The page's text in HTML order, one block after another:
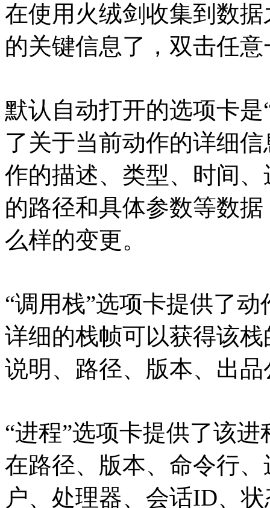
在使用火绒剑收集到数
的关键信息了，双击任
默认自动打开的选项卡
了关于当前动作的详细
作的描述、类型、时间
的路径和具体参数等数
么样的变更。
“调用栈”选项卡提供了
详细的栈帧可以获得该
说明、路径、版本、出
“进程”选项卡提供了该
在路径、版本、命令行
户、处理器、会话ID、